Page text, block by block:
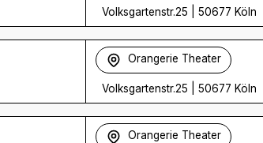
Volksgartenstr.25 50677 Köln
Orangerie Theater
Volksgartenstr.25 50677 Köln
Orangerie Theater